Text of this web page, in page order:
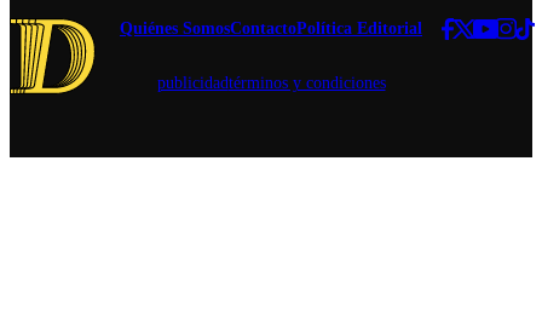
Quiénes SomosContactoPolítica Editorial
publicidadtérminos y condiciones